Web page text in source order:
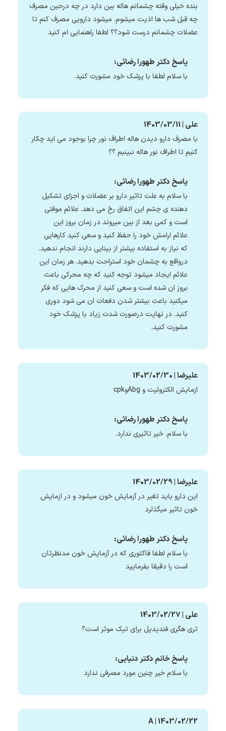
بنده خیلی وقته چشمانم هاله بین دارد در چه درحین مصرف
چه قبل شب ها اذیت میشوم. میشود دارویی مصرف کنم تا
عضلات چشمانم درست شود؟؟ لطفا راهنمایی ام کنید
پاسخ دکتر طهورا رضائی:
با سلام لطفا با پزشک خود مشورت کنید.
علی | 1403/03/11
با مصرف دارو دیدن هاله اطراف نور چرا بوجود می اید چکار
کنیم تا اطراف نور هاله نبینیم ؟؟
پاسخ دکتر طهورا رضائی:
با سلام به علت تاثیر دارو بر عضلات و اجزای تشکیل
دهنده ی چشم این اتفاق رخ می دهد. علائم موقتی
است و کمی بعد از بین میروند در زمان بروز این
علائم ارامش خود را حفظ کنید و سعی کنید کارهایی
که نیاز به استفاده بیشتر از بینایی دارند انجام ندهید.
درواقع به چشمان خود استراحت بدهید. هر زمان این
علائم ایجاد میشود توجه کنید که چه محرکی باعث
بروز ان شده است و سعی کنید از محرک هایی که فکر
میکنید باعث بیشتر شدن دفعات ان می شود دوری
کنید. در نهایت درصورت شدت زیاد با پزشک خود
مشورت کنید.
علیرضا | 1403/02/30
ازمایش الکترولیت و Abgوcpk
پاسخ دکتر طهورا رضائی:
با سلام. خیر تاثیری ندارد.
علیرضا | 1403/02/29
این دارو باید تغیر در آزمایش خون میشود و در ازمایش
خون تاثیر میگذلرد
پاسخ دکتر طهورا رضائی:
با سلام لطفا فاکتوری که در آزمایش خون مدنظرتان
است را دقیقا بفرمایید
علی | 1403/02/27
تری هگری فندیدیل برای تیک موثر است؟
پاسخ خانم دکتر دنیایی:
با سلام خیر چنین مورد مصرفی ندارد
A | 1403/02/22